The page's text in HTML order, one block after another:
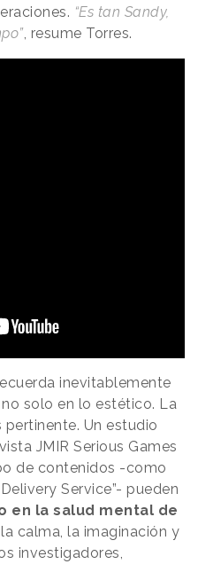
“Es tan Sandy,
, resume Torres.
inevitablemente
no solo en lo estético. La
Un estudio
JMIR Serious Games
de contenidos -como
Delivery Service”- pueden
en la salud mental de
calma, la imaginación y
investigadores,